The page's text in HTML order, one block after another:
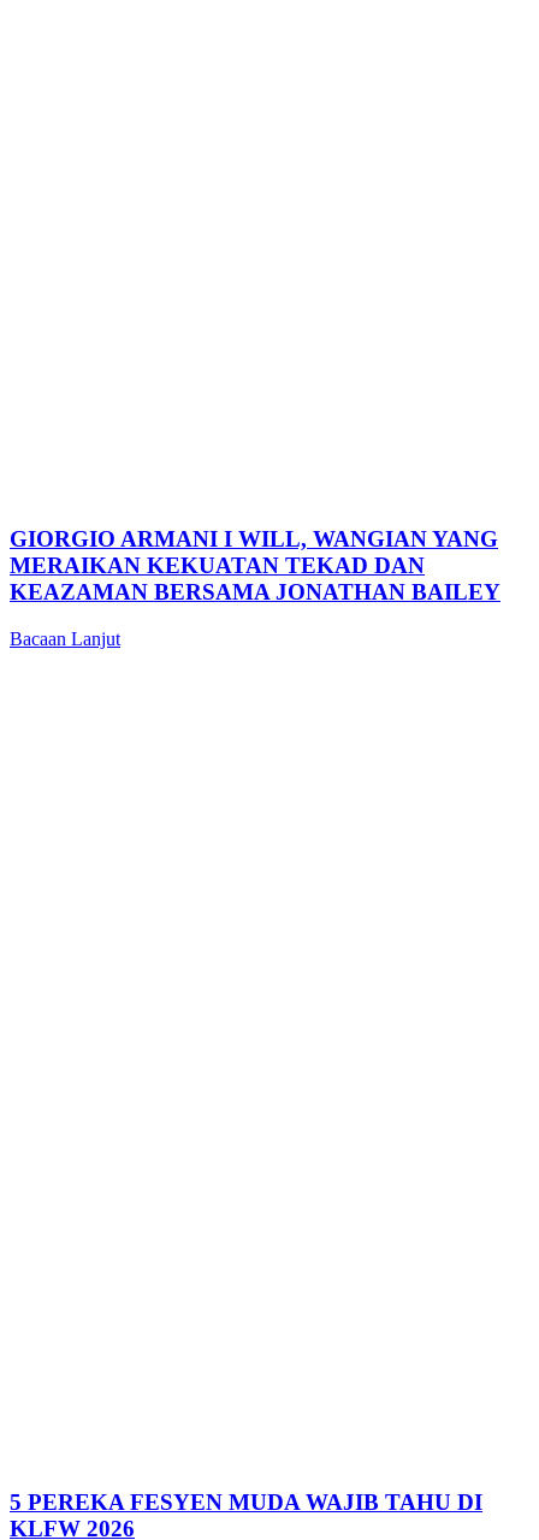
GIORGIO ARMANI I WILL, WANGIAN YANG
MERAIKAN KEKUATAN TEKAD DAN
KEAZAMAN BERSAMA JONATHAN BAILEY
Bacaan Lanjut
5 PEREKA FESYEN MUDA WAJIB TAHU DI
KLFW 2026